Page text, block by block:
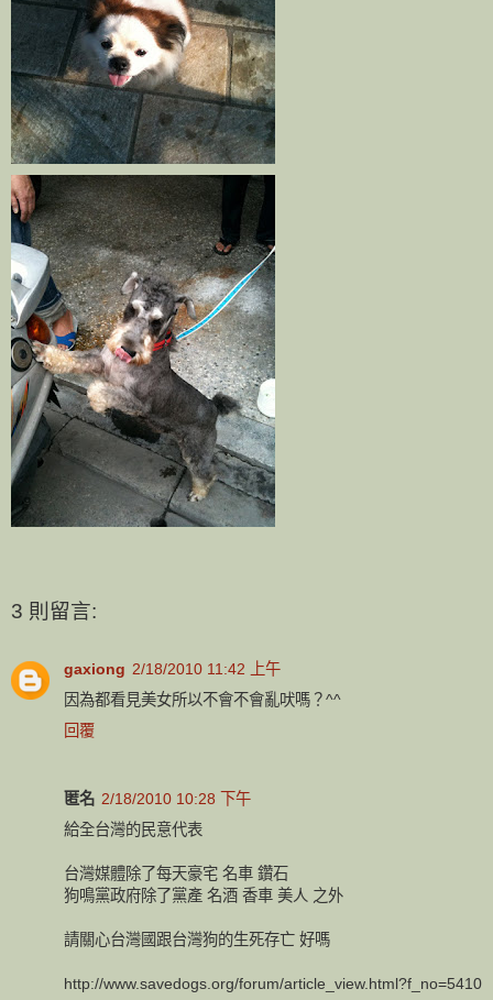
3 則留言:
gaxiong 2/18/2010 11:42 上午
因為都看見美女所以不會不會亂吠嗎？^^
回覆
匿名 2/18/2010 10:28 下午
給全台灣的民意代表
台灣媒體除了每天豪宅 名車 鑽石
狗鳴黨政府除了黨產 名酒 香車 美人 之外
請關心台灣國跟台灣狗的生死存亡 好嗎
http://www.savedogs.org/forum/article_view.html?f_no=5410